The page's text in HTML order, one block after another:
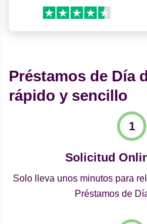
Préstamos de Día
rápido y sencillo
Solicitud
Solo lleva unos minutos para
Préstamos de